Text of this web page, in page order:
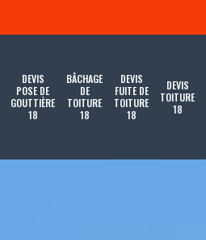
DEVIS
POSE DE
GOUTTIÈRE
18
BÂCHAGE
DE
TOITURE
18
DEVIS
FUITE DE
TOITURE
18
DEVIS
TOITURE
18